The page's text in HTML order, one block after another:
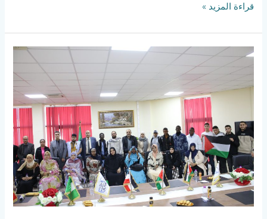
قراءة المزيد »
الاحتفالية
الخاصة
ببرنامج
مرحبا
MARHABA
DAY